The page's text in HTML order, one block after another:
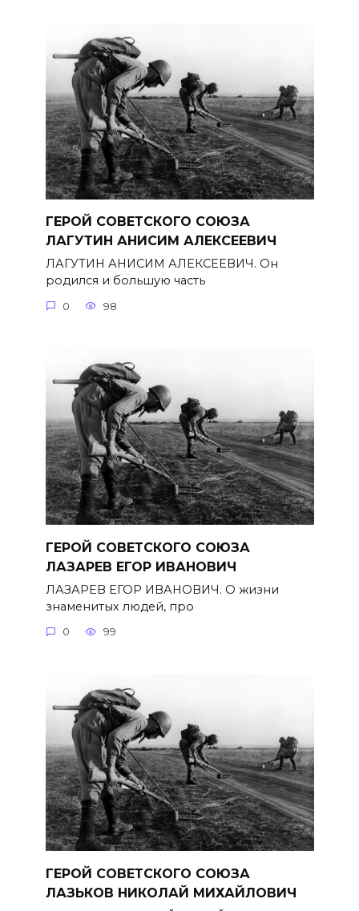
ГЕРОЙ СОВЕТСКОГО СОЮЗА
ЛАГУТИН АНИСИМ АЛЕКСЕЕВИЧ
ЛАГУТИН АНИСИМ АЛЕКСЕЕВИЧ. Он
родился и большую часть
0 98
ГЕРОЙ СОВЕТСКОГО СОЮЗА
ЛАЗАРЕВ ЕГОР ИВАНОВИЧ
ЛАЗАРЕВ ЕГОР ИВАНОВИЧ. О жизни
знаменитых людей, про
0 99
ГЕРОЙ СОВЕТСКОГО СОЮЗА
ЛАЗЬКОВ НИКОЛАЙ МИХАЙЛОВИЧ